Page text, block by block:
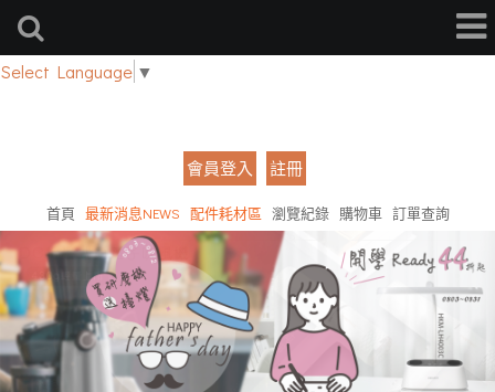
Select Language ▼
會員登入 註冊
首頁 最新消息NEWS 配件耗材區 瀏覽紀錄 購物車 訂單查詢